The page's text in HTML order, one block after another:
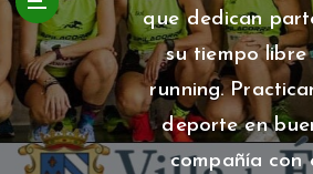
e
n
i
que dedican
su tiempo libre
running.
deporte en
compañía con